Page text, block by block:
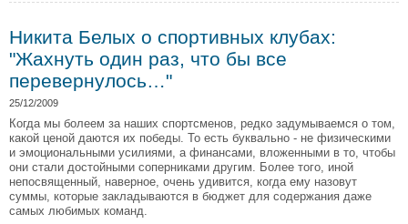
Никита Белых о спортивных клубах:
"Жахнуть один раз, что бы все
перевернулось…"
25/12/2009
Когда мы болеем за наших спортсменов, редко задумываемся о том,
какой ценой даются их победы. То есть буквально - не физическими
и эмоциональными усилиями, а финансами, вложенными в то, чтобы
они стали достойными соперниками другим. Более того, иной
непосвященный, наверное, очень удивится, когда ему назовут
суммы, которые закладываются в бюджет для содержания даже
самых любимых команд.